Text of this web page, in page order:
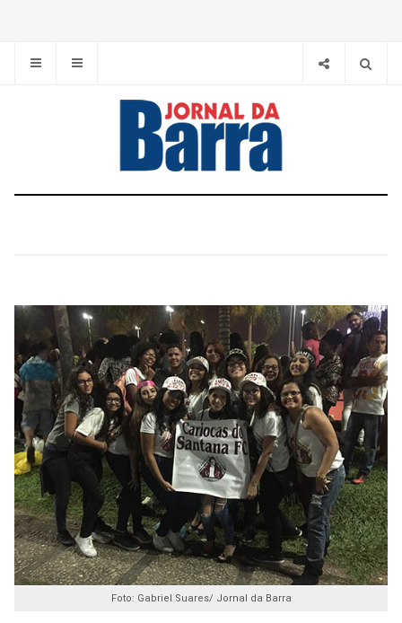
Foto: Gabriel Suares/ Jornal da Barra